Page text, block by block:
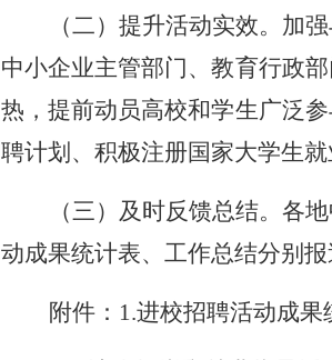
（二）提升活动实效。加
中小企业主管部门、教育行政
热，提前动员高校和学生广泛
聘计划、积极注册国家大学生
（三）及时反馈总结。各
动成果统计表、工作总结分别
附件： 1.进校招聘活动成果